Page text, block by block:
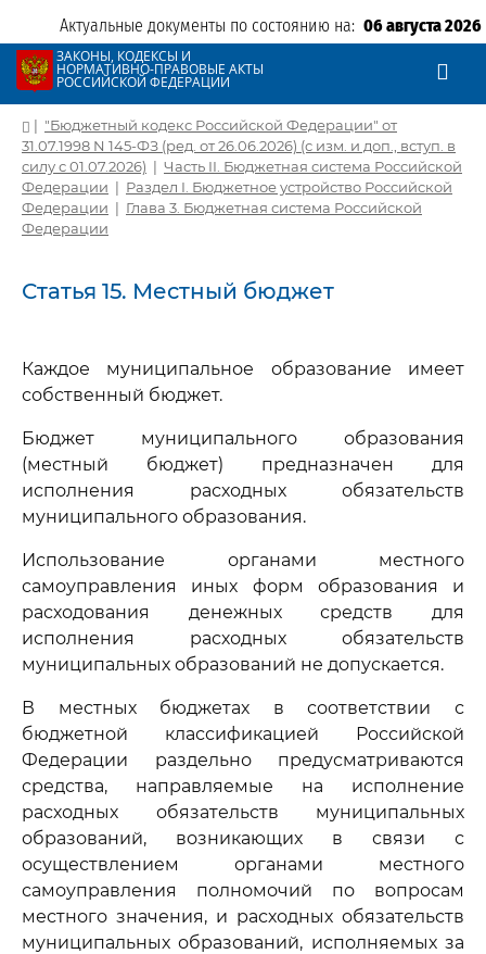
Актуальные документы по состоянию на: 06 августа 2026
ЗАКОНЫ, КОДЕКСЫ И
НОРМАТИВНО-ПРАВОВЫЕ АКТЫ
РОССИЙСКОЙ ФЕДЕРАЦИИ
| "Бюджетный кодекс Российской Федерации" от
31.07.1998 N 145-ФЗ (ред. от 26.06.2026) (с изм. и доп., вступ. в
силу с 01.07.2026) | Часть II. Бюджетная система Российской
Федерации | Раздел I. Бюджетное устройство Российской
Федерации | Глава 3. Бюджетная система Российской
Федерации
Статья 15. Местный бюджет
Каждое муниципальное образование имеет
собственный бюджет.
Бюджет муниципального образования
(местный бюджет) предназначен для
исполнения расходных обязательств
муниципального образования.
Использование органами местного
самоуправления иных форм образования и
расходования денежных средств для
исполнения расходных обязательств
муниципальных образований не допускается.
В местных бюджетах в соответствии с
бюджетной классификацией Российской
Федерации раздельно предусматриваются
средства, направляемые на исполнение
расходных обязательств муниципальных
образований, возникающих в связи с
осуществлением органами местного
самоуправления полномочий по вопросам
местного значения, и расходных обязательств
муниципальных образований, исполняемых за